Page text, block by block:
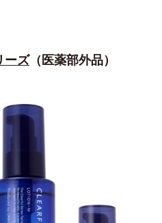
ーズ（医薬部外品）